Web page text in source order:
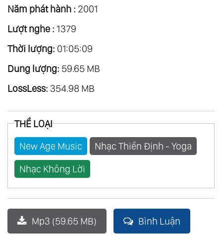
Năm phát hành : 2001
Lượt nghe : 1379
Thời lượng: 01:05:09
Dung lượng: 59.65 MB
LossLess: 354.98 MB
THỂ LOẠI
New Age Music
Nhạc Thiền Định - Yoga
Nhạc Không Lời
Mp3 (59.65 MB) Bình Luận